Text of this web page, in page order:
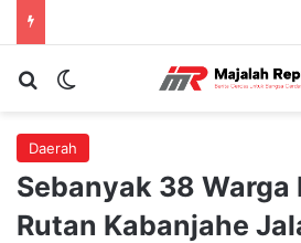
Cari berita...Switch skin
Daerah
Sebanyak 38 Warga
Rutan Kabanjahe